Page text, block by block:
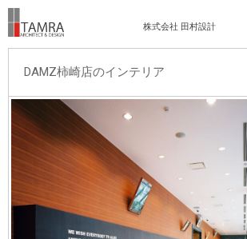
株式会社 田村設計
DAMZ柿崎店のインテリア